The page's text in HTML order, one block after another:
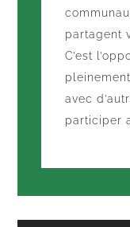
partagent
C’est
avec
participer